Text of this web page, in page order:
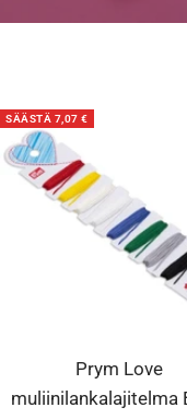
SÄÄSTÄ 7,07 €
Prym Love
muliinilankalajitelma